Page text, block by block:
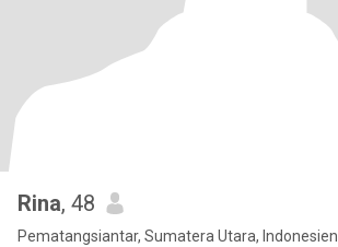
Rina, 48
Pematangsiantar, Sumatera Utara, Indonesien